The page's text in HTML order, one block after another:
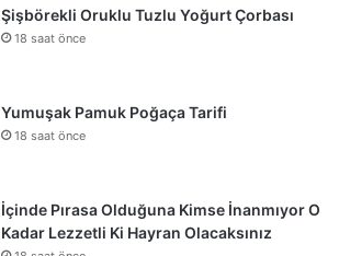
Şişbörekli Oruklu Tuzlu Yoğurt Çorbası
18 saat önce
Yumuşak Pamuk Poğaça Tarifi
18 saat önce
İçinde Pırasa Olduğuna Kimse İnanmıyor O
Kadar Lezzetli Ki Hayran Olacaksınız